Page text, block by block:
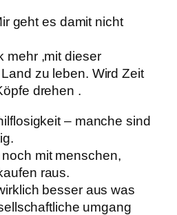
geht es damit nicht
mehr ,mit dieser
zu leben. Wird Zeit
drehen .
– manche sind
mit menschen,
raus.
besser aus was
umgang